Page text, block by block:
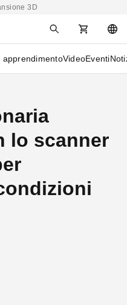
3D
apprendimentoVideoEventi
lo scanner